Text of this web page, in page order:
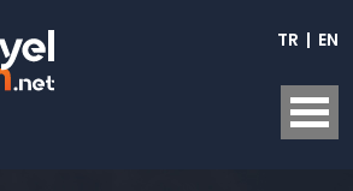
TR | EN